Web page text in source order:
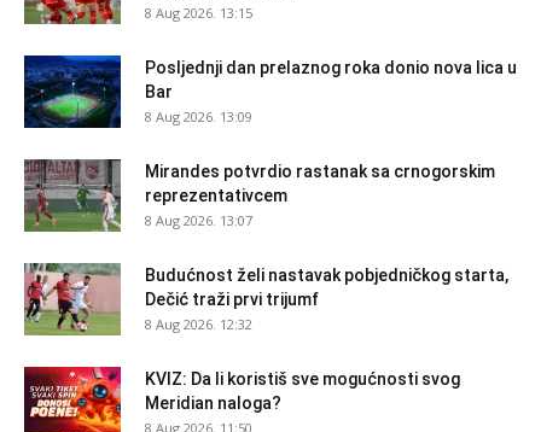
8 Aug 2026. 13:15
Posljednji dan prelaznog roka donio nova lica u
Bar
8 Aug 2026. 13:09
Mirandes potvrdio rastanak sa crnogorskim
reprezentativcem
8 Aug 2026. 13:07
Budućnost želi nastavak pobjedničkog starta,
Dečić traži prvi trijumf
8 Aug 2026. 12:32
KVIZ: Da li koristiš sve mogućnosti svog
Meridian naloga?
8 Aug 2026. 11:50